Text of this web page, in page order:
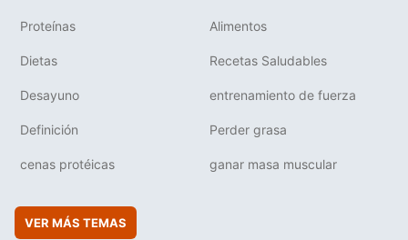
Proteínas Alimentos
Dietas Recetas Saludables
Desayuno entrenamiento de fuerza
Definición Perder grasa
cenas protéicas ganar masa muscular
VER MÁS TEMAS